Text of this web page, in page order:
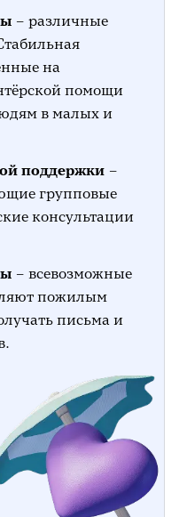
– различные
на
помощи
в малых и
поддержки –
групповые
консультации
– всевозможные
пожилым
письма и